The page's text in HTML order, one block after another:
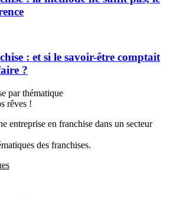
: et si le savoir-être comptait
?
par thématique
rêves !
entreprise en franchise dans un secteur
des franchises.